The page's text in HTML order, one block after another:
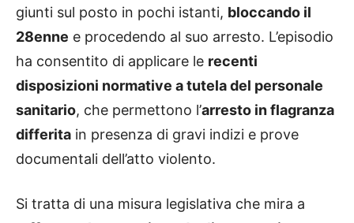
giunti sul posto in pochi istanti, bloccando il
28enne e procedendo al suo arresto. L’episodio
ha consentito di applicare le recenti
disposizioni normative a tutela del personale
sanitario, che permettono l’arresto in flagranza
differita in presenza di gravi indizi e prove
documentali dell’atto violento.
Si tratta di una misura legislativa che mira a